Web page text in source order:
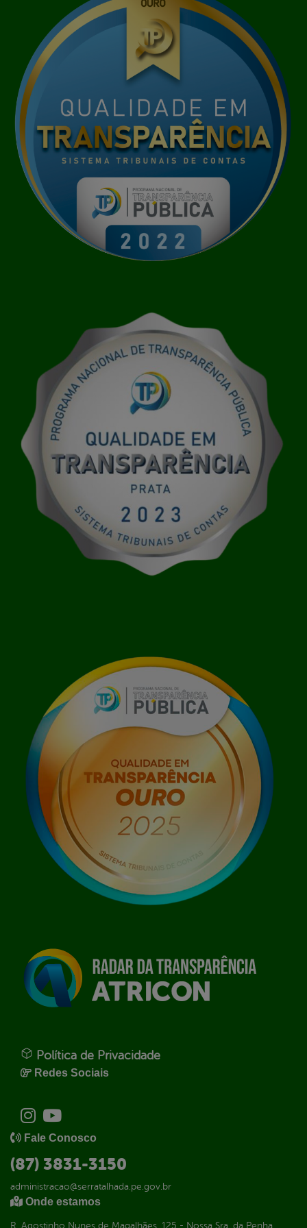
Política de Privacidade
Redes Sociais
Fale Conosco
(87) 3831-3150
administracao@serratalhada.pe.gov.br
Onde estamos
R. Agostinho Nunes de Magalhães, 125 - Nossa Sra. da Penha,